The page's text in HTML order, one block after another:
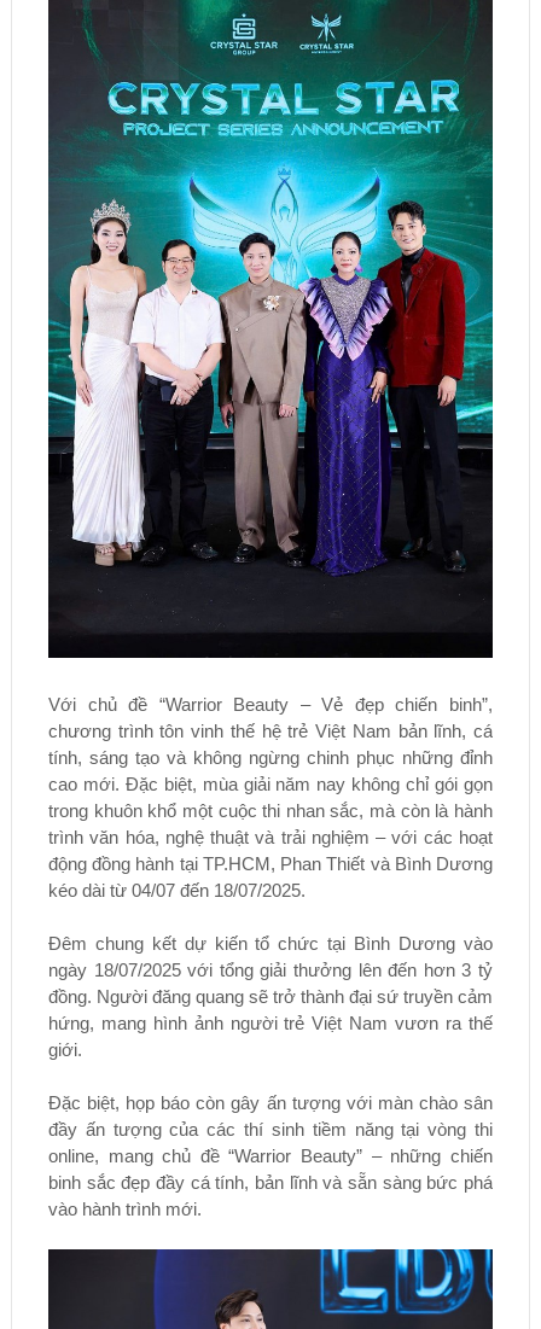
Với chủ đề “Warrior Beauty – Vẻ đẹp chiến binh”,
chương trình tôn vinh thế hệ trẻ Việt Nam bản lĩnh, cá
tính, sáng tạo và không ngừng chinh phục những đỉnh
cao mới. Đặc biệt, mùa giải năm nay không chỉ gói gọn
trong khuôn khổ một cuộc thi nhan sắc, mà còn là hành
trình văn hóa, nghệ thuật và trải nghiệm – với các hoạt
động đồng hành tại TP.HCM, Phan Thiết và Bình Dương
kéo dài từ 04/07 đến 18/07/2025.
Đêm chung kết dự kiến tổ chức tại Bình Dương vào
ngày 18/07/2025 với tổng giải thưởng lên đến hơn 3 tỷ
đồng. Người đăng quang sẽ trở thành đại sứ truyền cảm
hứng, mang hình ảnh người trẻ Việt Nam vươn ra thế
giới.
Đặc biệt, họp báo còn gây ấn tượng với màn chào sân
đầy ấn tượng của các thí sinh tiềm năng tại vòng thi
online, mang chủ đề “Warrior Beauty” – những chiến
binh sắc đẹp đầy cá tính, bản lĩnh và sẵn sàng bức phá
vào hành trình mới.